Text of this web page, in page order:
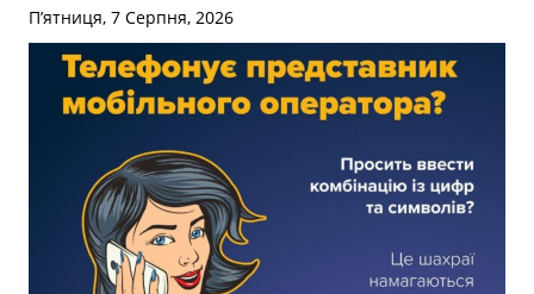
П’ятниця, 7 Серпня, 2026